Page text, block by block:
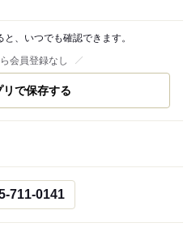
、いつでも確認できます。
会員登録なし
リで保存する
711-0141